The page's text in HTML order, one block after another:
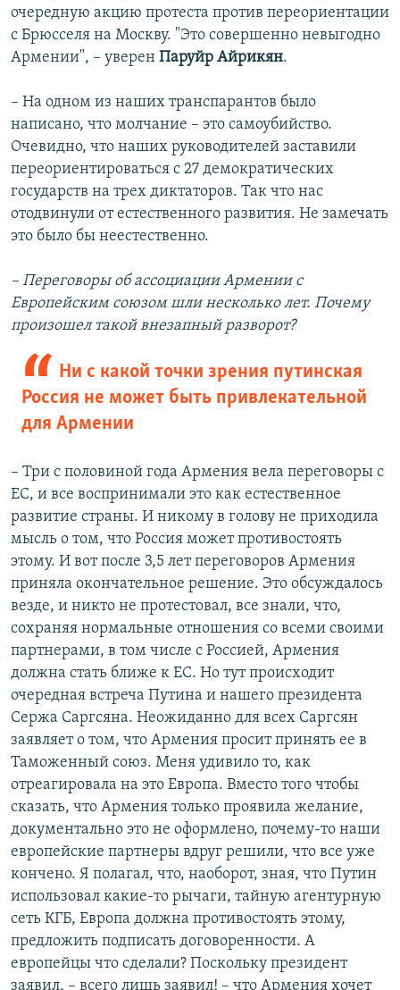
очередную акцию протеста против переориентации
с Брюсселя на Москву. "Это совершенно невыгодно
Армении", – уверен Паруйр Айрикян.
– На одном из наших транспарантов было
написано, что молчание – это самоубийство.
Очевидно, что наших руководителей заставили
переориентироваться с 27 демократических
государств на трех диктаторов. Так что нас
отодвинули от естественного развития. Не замечать
это было бы неестественно.
– Переговоры об ассоциации Армении с
Европейским союзом шли несколько лет. Почему
произошел такой внезапный разворот?
Ни с какой точки зрения путинская
Россия не может быть привлекательной
для Армении
– Три с половиной года Армения вела переговоры с
ЕС, и все воспринимали это как естественное
развитие страны. И никому в голову не приходила
мысль о том, что Россия может противостоять
этому. И вот после 3,5 лет переговоров Армения
приняла окончательное решение. Это обсуждалось
везде, и никто не протестовал, все знали, что,
сохраняя нормальные отношения со всеми своими
партнерами, в том числе с Россией, Армения
должна стать ближе к ЕС. Но тут происходит
очередная встреча Путина и нашего президента
Сержа Саргсяна. Неожиданно для всех Саргсян
заявляет о том, что Армения просит принять ее в
Таможенный союз. Меня удивило то, как
отреагировала на это Европа. Вместо того чтобы
сказать, что Армения только проявила желание,
документально это не оформлено, почему-то наши
европейские партнеры вдруг решили, что все уже
кончено. Я полагал, что, наоборот, зная, что Путин
использовал какие-то рычаги, тайную агентурную
сеть КГБ, Европа должна противостоять этому,
предложить подписать договоренности. А
европейцы что сделали? Поскольку президент
заявил, – всего лишь заявил! – что Армения хочет